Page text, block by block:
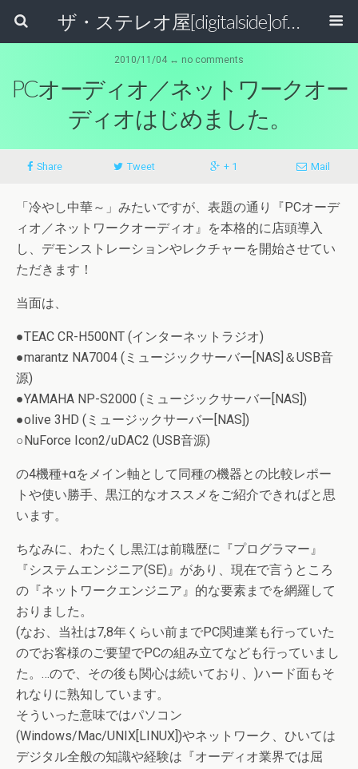
ザ・ステレオ屋[digitalside]official blog.
2010/11/04 ↔ no comments
PCオーディオ／ネットワークオー
ディオはじめました。
Share Tweet + 1 Mail
「冷やし中華～」みたいですが、表題の通り『PCオーデ
ィオ／ネットワークオーディオ』を本格的に店頭導入
し、デモンストレーションやレクチャーを開始させてい
ただきます！
当面は、
●TEAC CR-H500NT (インターネットラジオ)
●marantz NA7004 (ミュージックサーバー[NAS]＆USB音
源)
●YAMAHA NP-S2000 (ミュージックサーバー[NAS])
●olive 3HD (ミュージックサーバー[NAS])
○NuForce Icon2/uDAC2 (USB音源)
の4機種+αをメイン軸として同種の機器との比較レポー
トや使い勝手、黒江的なオススメをご紹介できればと思
います。
ちなみに、わたくし黒江は前職歴に『プログラマー』
『システムエンジニア(SE)』があり、現在で言うところ
の『ネットワークエンジニア』的な要素までを網羅して
おりました。
(なお、当社は7,8年くらい前までPC関連業も行っていた
のでお客様のご要望でPCの組み立てなども行っていまし
た。…ので、その後も関心は続いており、)ハード面もそ
れなりに熟知しています。
そういった意味ではパソコン
(Windows/Mac/UNIX[LINUX])やネットワーク、ひいては
デジタル全般の知識や経験は『オーディオ業界では屈